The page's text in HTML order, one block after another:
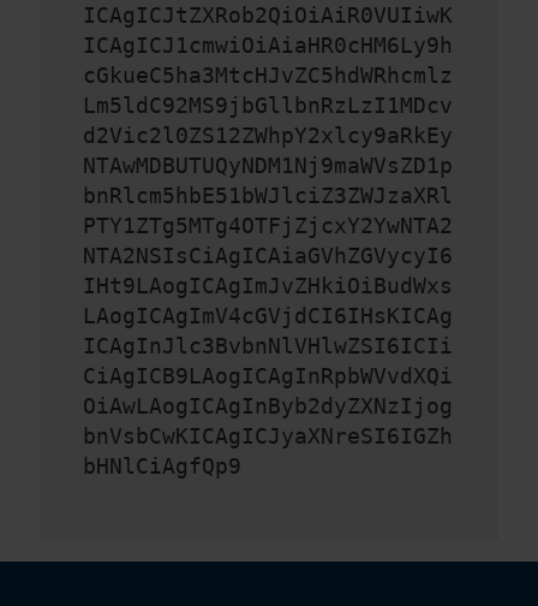
ICAgICJtZXRob2QiOiAiR0VUIiwK
ICAgICJ1cmwiOiAiaHR0cHM6Ly9h
cGkueC5ha3MtcHJvZC5hdWRhcmlz
Lm5ldC92MS9jbGllbnRzLzI1MDcv
d2Vic2l0ZS12ZWhpY2xlcy9aRkEy
NTAwMDBUTUQyNDM1Nj9maWVsZD1p
bnRlcm5hbE51bWJlciZ3ZWJzaXRl
PTY1ZTg5MTg4OTFjZjcxY2YwNTA2
NTA2NSIsCiAgICAiaGVhZGVycyI6
IHt9LAogICAgImJvZHkiOiBudWxs
LAogICAgImV4cGVjdCI6IHsKICAg
ICAgInJlc3BvbnNlVHlwZSI6ICIi
CiAgICB9LAogICAgInRpbWVvdXQi
OiAwLAogICAgInByb2dyZXNzIjog
bnVsbCwKICAgICJyaXNreSI6IGZh
bHNlCiAgfQp9